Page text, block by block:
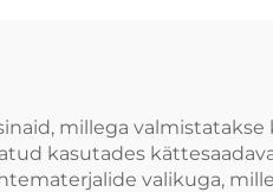
millega
kasutades
valikuga,